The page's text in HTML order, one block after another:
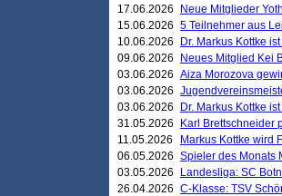
17.06.2026
Neue Mitglieder
15.06.2026 5 Teilnehmer aus
10.06.2026
Dr. Markus Kottke
09.06.2026
Neues Mitglied Kei
03.06.2026 Aiza Morozova
03.06.2026
03.06.2026
Dr. Markus Kottke
31.05.2026
Karl Brettschneider
11.05.2026
Markus Kottke wird
06.05.2026 Spieler des Monats
03.05.2026
Landesliga: SC
26.04.2026 C-Klasse: TSV